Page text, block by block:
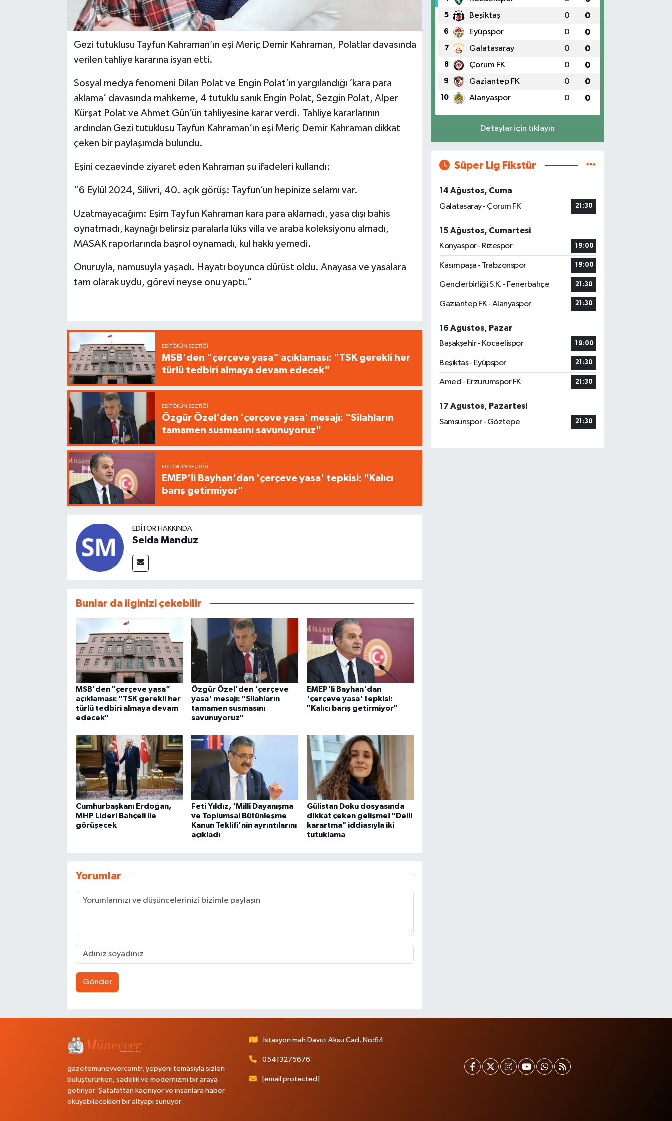
Gezi tutuklusu Tayfun Kahraman’ın eşi Meriç Demir Kahraman, Polatlar davasında
verilen tahliye kararına isyan etti.
Sosyal medya fenomeni Dilan Polat ve Engin Polat’ın yargılandığı ‘kara para
aklama’ davasında mahkeme, 4 tutuklu sanık Engin Polat, Sezgin Polat, Alper
Kürşat Polat ve Ahmet Gün’ün tahliyesine karar verdi. Tahliye kararlarının
ardından Gezi tutuklusu Tayfun Kahraman’ın eşi Meriç Demir Kahraman dikkat
çeken bir paylaşımda bulundu.
Eşini cezaevinde ziyaret eden Kahraman şu ifadeleri kullandı:
“6 Eylül 2024, Silivri, 40. açık görüş: Tayfun’un hepinize selamı var.
Uzatmayacağım: Eşim Tayfun Kahraman kara para aklamadı, yasa dışı bahis
oynatmadı, kaynağı belirsiz paralarla lüks villa ve araba koleksiyonu almadı,
MASAK raporlarında başrol oynamadı, kul hakkı yemedi.
Onuruyla, namusuyla yaşadı. Hayatı boyunca dürüst oldu. Anayasa ve yasalara
tam olarak uydu, görevi neyse onu yaptı.”
EDITÖRÜN SEÇTIĞI
MSB'den "çerçeve yasa” açıklaması: "TSK gerekli her
türlü tedbiri almaya devam edecek"
EDITÖRÜN SEÇTIĞI
Özgür Özel'den 'çerçeve yasa' mesajı: "Silahların
tamamen susmasını savunuyoruz"
EDITÖRÜN SEÇTIĞI
EMEP'li Bayhan'dan 'çerçeve yasa' tepkisi: "Kalıcı
barış getirmiyor"
EDITÖR HAKKINDA
Selda Manduz
Bunlar da ilginizi çekebilir
MSB'den "çerçeve yasa”
açıklaması: "TSK gerekli her
türlü tedbiri almaya devam
edecek"
Özgür Özel'den 'çerçeve
yasa' mesajı: "Silahların
tamamen susmasını
savunuyoruz"
EMEP'li Bayhan'dan
'çerçeve yasa' tepkisi:
"Kalıcı barış getirmiyor"
Cumhurbaşkanı Erdoğan,
MHP Lideri Bahçeli ile
görüşecek
Feti Yıldız, ‘Millî Dayanışma
ve Toplumsal Bütünleşme
Kanun Teklifi'nin ayrıntılarını
açıkladı
Gülistan Doku dosyasında
dikkat çeken gelişme! "Delil
karartma" iddiasıyla iki
tutuklama
Yorumlar
Gönder
5 Beşiktaş 0 0
6 Eyüpspor 0 0
7 Galatasaray 0 0
8 Çorum FK 0 0
9 Gaziantep FK 0 0
10 Alanyaspor 0 0
Detaylar için tıklayın
Süper Lig Fikstür
14 Ağustos, Cuma
Galatasaray - Çorum FK
21:30
15 Ağustos, Cumartesi
Konyaspor - Rizespor
19:00
Kasımpaşa - Trabzonspor 19:00
Gençlerbirliği S.K. - Fenerbahçe 21:30
Gaziantep FK - Alanyaspor 21:30
16 Ağustos, Pazar
Başakşehir - Kocaelispor
19:00
Beşiktaş - Eyüpspor 21:30
Amed - Erzurumspor FK 21:30
17 Ağustos, Pazartesi
Samsunspor - Göztepe
21:30
gazetemunevvercomtr, yepyeni temasıyla sizleri
buluştururken, sadelik ve modernizmi bir araya
getiriyor. Şatafattan kaçınıyor ve insanlara haber
okuyabilecekleri bir altyapı sunuyor.
İstasyon mah Davut Aksu Cad. No:64
05413275676
[email protected]